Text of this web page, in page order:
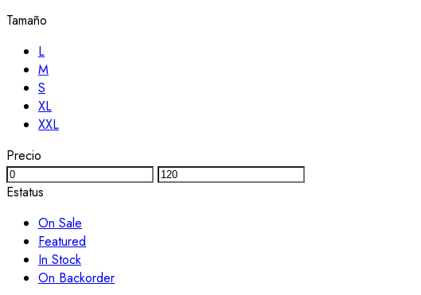
Tamaño
L
M
S
XL
XXL
Precio
Estatus
On Sale
Featured
In Stock
On Backorder